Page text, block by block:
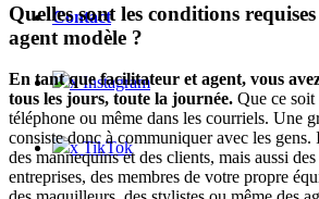
Contact
x Instagram
x TikTok
Quelles sont les conditions
agent modèle ?
En tant que facilitateur et agent, vous
tous les jours, toute la journée. Que ce soit
téléphone ou même dans les courriels. Une
consiste donc à communiquer avec les gens.
des mannequins et des clients, mais aussi
entreprises, des membres de votre propre